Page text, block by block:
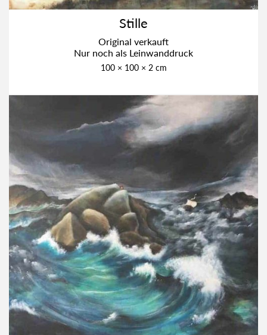
Stil­le
Ori­gi­nal ver­kauft
Nur noch als Lein­wand­druck
100 × 100 × 2 cm